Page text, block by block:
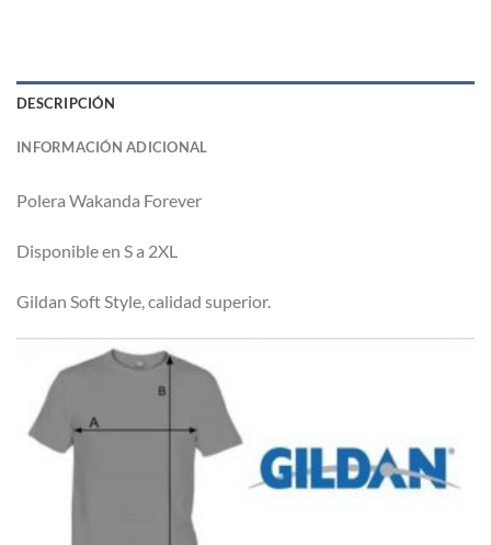
DESCRIPCIÓN
INFORMACIÓN ADICIONAL
Polera Wakanda Forever
Disponible en S a 2XL
Gildan Soft Style, calidad superior.